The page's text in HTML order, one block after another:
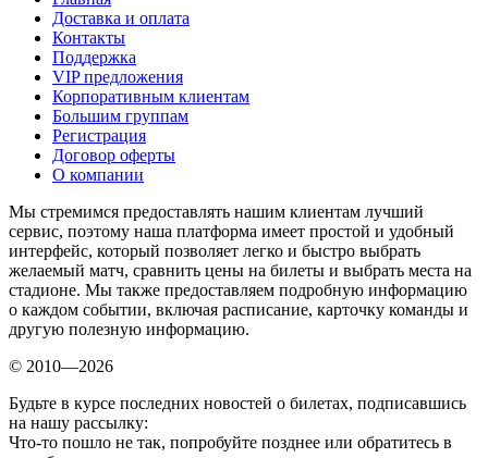
Доставка и оплата
Контакты
Поддержка
VIP предложения
Корпоративным клиентам
Большим группам
Регистрация
Договор оферты
О компании
Мы стремимся предоставлять нашим клиентам лучший
сервис, поэтому наша платформа имеет простой и удобный
интерфейс, который позволяет легко и быстро выбрать
желаемый матч, сравнить цены на билеты и выбрать места на
стадионе. Мы также предоставляем подробную информацию
о каждом событии, включая расписание, карточку команды и
другую полезную информацию.
© 2010—2026
Будьте в курсе последних новостей о билетах, подписавшись
на нашу рассылку:
Что-то пошло не так, попробуйте позднее или обратитесь в